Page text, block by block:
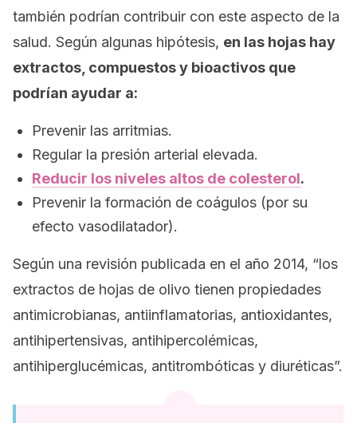
también podrían contribuir con este aspecto de la
salud. Según algunas hipótesis, en las hojas hay
extractos, compuestos y bioactivos que
podrían ayudar a:
Prevenir las arritmias.
Regular la presión arterial elevada.
Reducir los niveles altos de colesterol.
Prevenir la formación de coágulos (por su
efecto vasodilatador).
Según una revisión publicada en el año 2014, “los
extractos de hojas de olivo tienen propiedades
antimicrobianas, antiinflamatorias, antioxidantes,
antihipertensivas, antihipercolémicas,
antihiperglucémicas, antitrombóticas y diuréticas”.